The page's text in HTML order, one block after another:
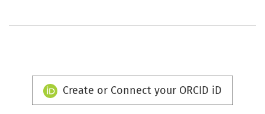
Create or Connect your ORCID iD